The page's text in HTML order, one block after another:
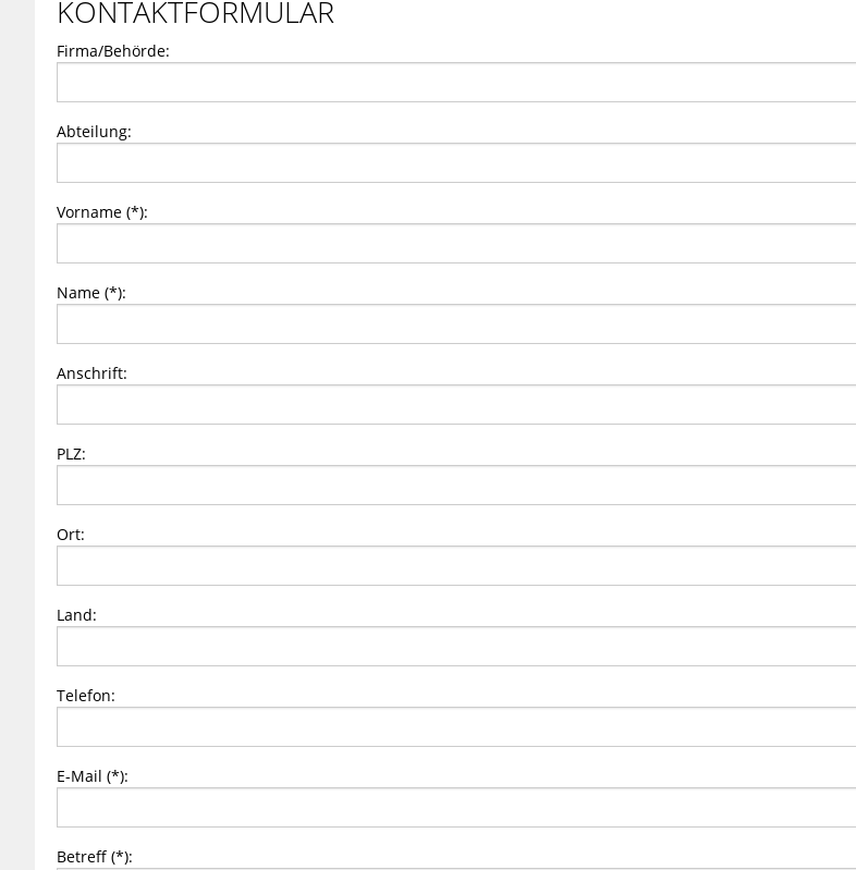
KONTAKTFORMULAR
Firma/Behörde:
Abteilung:
Vorname (*):
Name (*):
Anschrift:
PLZ:
Ort:
Land:
Telefon:
E-Mail (*):
Betreff (*):